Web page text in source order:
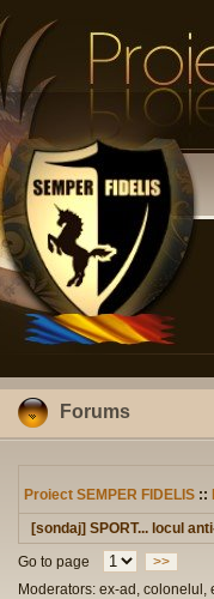
Forums
Proiect SEMPER FIDELIS ::
[sondaj] SPORT... locul
Go to page
>>
Moderators: ex-ad,